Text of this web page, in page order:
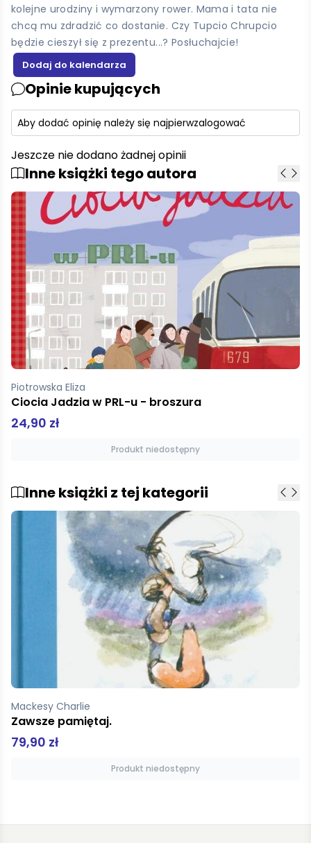
kolejne urodziny i wymarzony rower. Mama i tata nie
chcą mu zdradzić co dostanie. Czy Tupcio Chrupcio
będzie cieszył się z prezentu...? Posłuchajcie!
Opinie kupujących
Aby dodać opinię należy się najpierwzalogować
Jeszcze nie dodano żadnej opinii
Inne książki tego autora
Piotrowska Eliza
Kapibara Barbara
46,99 zł
Dodaj do koszyka
Inne książki z tej kategorii
Lego City Zawsze gotowi
Produkt niedostępny